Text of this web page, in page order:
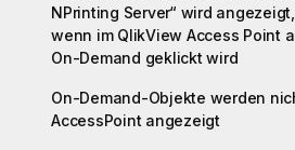
NPrinting Server“ wird angezeigt,
wenn im QlikView Access Point
On-Demand geklickt wird
On-Demand-Objekte werden
AccessPoint angezeigt